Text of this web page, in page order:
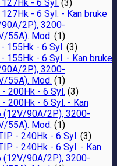
- 6 Syl. (3)
- 6 Syl. - Kan bruke
2P), 3200-
55A). Mod. (1)
155Hk - 6 Syl. (3)
155Hk - 6 Syl. - Kan bruke
2P), 3200-
55A). Mod. (1)
200Hk - 6 Syl. (3)
200Hk - 6 Syl. - Kan
(12V/90A/2P), 3200-
55A). Mod. (1)
- 240Hk - 6 Syl. (3)
- 240Hk - 6 Syl. - Kan
(12V/90A/2P), 3200-